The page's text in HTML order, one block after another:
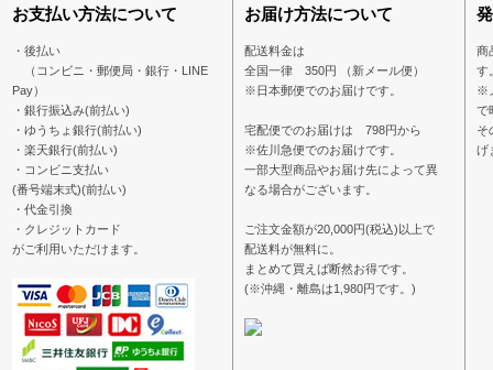
お支払い方法について
・後払い
（コンビニ・郵便局・銀行・LINE
Pay）
・銀行振込み(前払い)
・ゆうちょ銀行(前払い)
・楽天銀行(前払い)
・コンビニ支払い
(番号端末式)(前払い)
・代金引換
・クレジットカード
がご利用いただけます。
お届け方法について
配送料金は
全国一律 350円 （新メール便）
※日本郵便でのお届けです。
宅配便でのお届けは 798円から
※佐川急便でのお届けです。
一部大型商品やお届け先によって異
なる場合がございます。
ご注文金額が20,000円(税込)以上で
配送料が無料に。
まとめて買えば断然お得です。
(※沖縄・離島は1,980円です。)
商
す
※
で
そ
げ